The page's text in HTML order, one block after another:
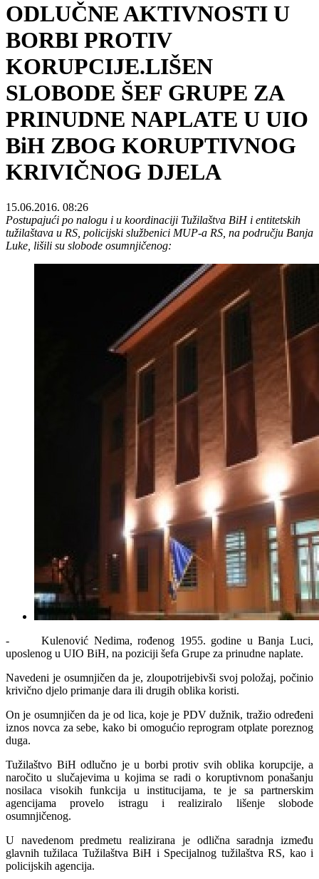
ODLUČNE AKTIVNOSTI U
BORBI PROTIV
KORUPCIJE.LIŠEN
SLOBODE ŠEF GRUPE ZA
PRINUDNE NAPLATE U UIO
BiH ZBOG KORUPTIVNOG
KRIVIČNOG DJELA
15.06.2016. 08:26
Postupajući po nalogu i u koordinaciji Tužilaštva BiH i entitetskih
tužilaštava u RS, policijski službenici MUP-a RS, na području Banja
Luke, lišili su slobode osumnjičenog:
- Kulenović Nedima, rođenog 1955. godine u Banja Luci,
uposlenog u UIO BiH, na poziciji šefa Grupe za prinudne naplate.
Navedeni je osumnjičen da je, zloupotrijebivši svoj položaj, počinio
krivično djelo primanje dara ili drugih oblika koristi.
On je osumnjičen da je od lica, koje je PDV dužnik, tražio određeni
iznos novca za sebe, kako bi omogućio reprogram otplate poreznog
duga.
Tužilaštvo BiH odlučno je u borbi protiv svih oblika korupcije, a
naročito u slučajevima u kojima se radi o koruptivnom ponašanju
nosilaca visokih funkcija u institucijama, te je sa partnerskim
agencijama provelo istragu i realiziralo lišenje slobode
osumnjičenog.
U navedenom predmetu realizirana je odlična saradnja između
glavnih tužilaca Tužilaštva BiH i Specijalnog tužilaštva RS, kao i
policijskih agencija.